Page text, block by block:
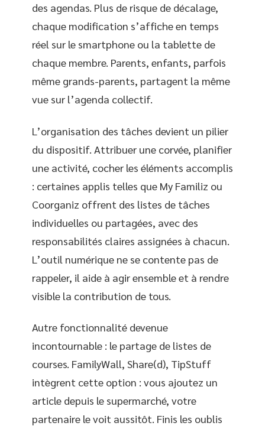
des agendas. Plus de risque de décalage,
chaque modification s’affiche en temps
réel sur le smartphone ou la tablette de
chaque membre. Parents, enfants, parfois
même grands-parents, partagent la même
vue sur l’agenda collectif.
L’organisation des tâches devient un pilier
du dispositif. Attribuer une corvée, planifier
une activité, cocher les éléments accomplis
: certaines applis telles que My Familiz ou
Coorganiz offrent des listes de tâches
individuelles ou partagées, avec des
responsabilités claires assignées à chacun.
L’outil numérique ne se contente pas de
rappeler, il aide à agir ensemble et à rendre
visible la contribution de tous.
Autre fonctionnalité devenue
incontournable : le partage de listes de
courses. FamilyWall, Share(d), TipStuff
intègrent cette option : vous ajoutez un
article depuis le supermarché, votre
partenaire le voit aussitôt. Finis les oublis